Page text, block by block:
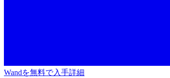
Wandを無料で入手詳細